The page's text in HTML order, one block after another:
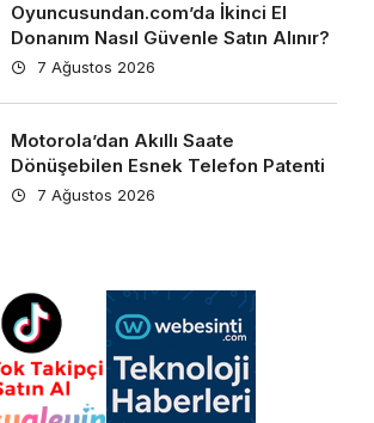
Oyuncusundan.com’da İkinci El
Donanım Nasıl Güvenle Satın Alınır?
7 Ağustos 2026
Motorola’dan Akıllı Saate
Dönüşebilen Esnek Telefon Patenti
7 Ağustos 2026